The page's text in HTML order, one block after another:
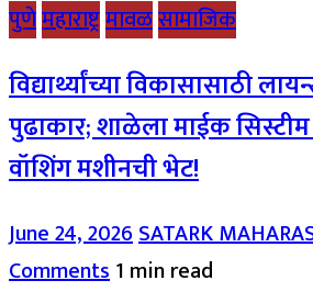
पुणेमहाराष्ट्रमावळसामाजिक
विद्यार्थ्यांच्या विकासासाठी
पुढाकार; शाळेला माईक सिस्टीम
वॉशिंग मशीनची भेट!
June 24, 2026SATARK
Comments1 min read